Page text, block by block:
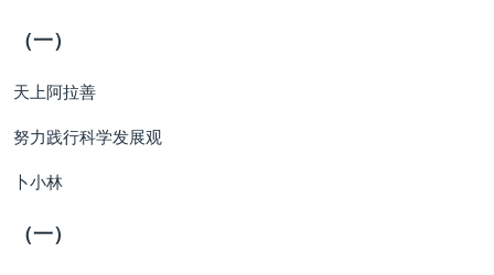
（一）
天上阿拉善
努力践行科学发展观
卜小林
（一）